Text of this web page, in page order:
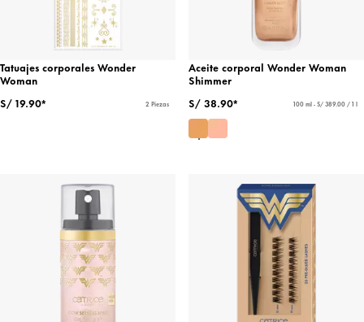
Tatuajes corporales Wonder
Woman
S/ 19.90*
2 Piezas
Aceite corporal Wonder Woman
Shimmer
S/ 38.90*
100 ml - S/ 389.00 / 1 l